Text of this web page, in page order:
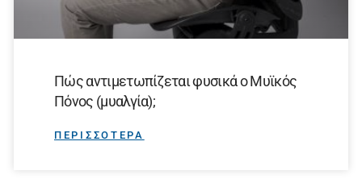
Πώς αντιμετωπίζεται φυσικά ο Μυϊκός
Πόνος (μυαλγία);
ΠΕΡΙΣΣΟΤΕΡΑ